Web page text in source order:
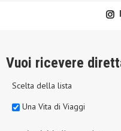
Vuoi ricevere
Scelta della lista
Una Vita di Viaggi